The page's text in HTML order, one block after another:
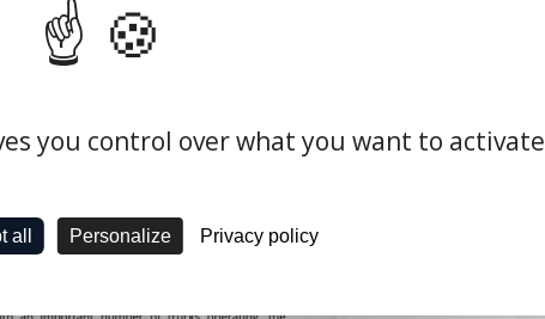
you control over what you want to activate
all Personalize Privacy policy